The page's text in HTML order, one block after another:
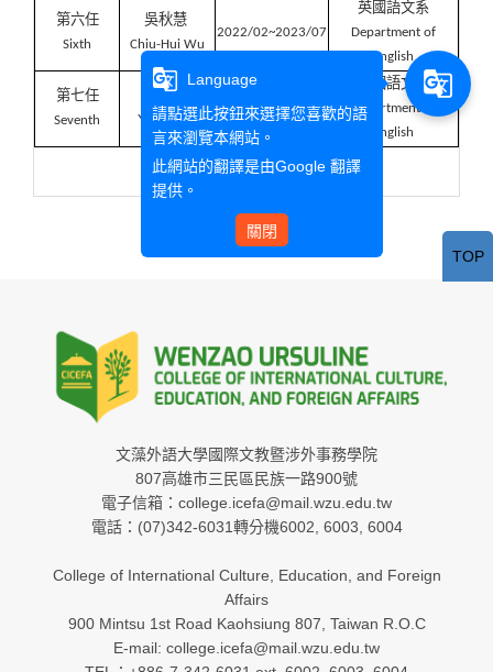
第六任
Sixth
吳秋慧
Chiu-Hui Wu
2022/02~2023/07
英國語文系
Department of
English
第七任
Seventh
羅宜柔
Yi-Jou Lo
2023/08~Present
英國語文系
Department of
English
文藻外語大學國際文教暨涉外事務學院
807高雄市三民區民族一路900號
電子信箱：college.icefa@mail.wzu.edu.tw
電話：(07)342-6031轉分機6002, 6003, 6004
College of International Culture, Education, and Foreign
Affairs
900 Mintsu 1st Road Kaohsiung 807, Taiwan R.O.C
E-mail: college.icefa@mail.wzu.edu.tw
TOP
g_translate
Language
請點選此按鈕來選擇您喜歡的語
言來瀏覽本網站。
此網站的翻譯是由Google 翻譯
提供。
關閉
g_translate